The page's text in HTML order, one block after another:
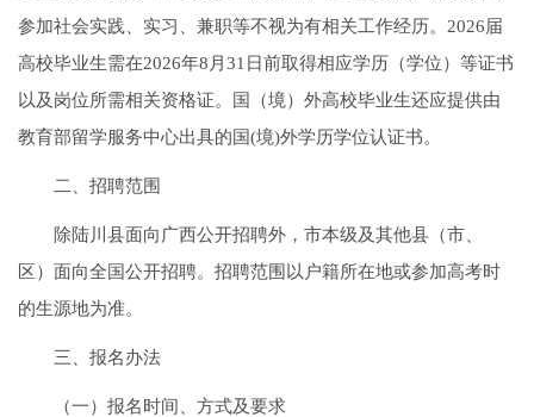
参加社会实践、实习、兼职等不视为有相关工作经历。2026届
高校毕业生需在2026年8月31日前取得相应学历（学位）等证书
以及岗位所需相关资格证。国（境）外高校毕业生还应提供由
教育部留学服务中心出具的国(境)外学历学位认证书。
二、招聘范围
除陆川县面向广西公开招聘外，市本级及其他县（市、
区）面向全国公开招聘。招聘范围以户籍所在地或参加高考时
的生源地为准。
三、报名办法
（一）报名时间、方式及要求